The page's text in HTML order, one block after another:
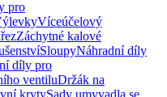
pro
Víceúčelový
Záchytné kalové
SloupyNáhradní díly
díly pro
ventiluDržák na
krytySady umyvadla se